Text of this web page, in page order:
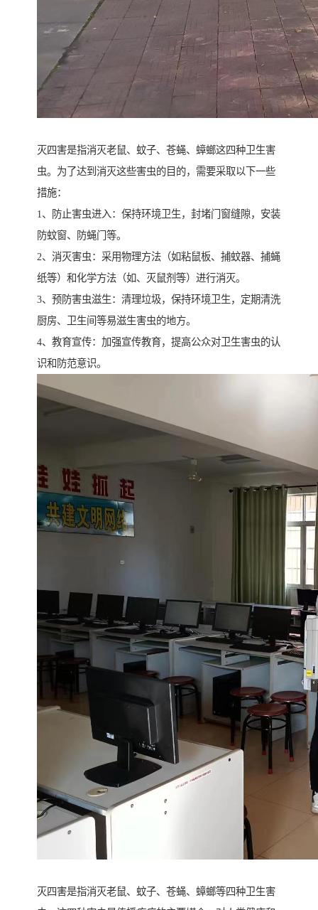
灭四害是指消灭老鼠、蚊子、苍蝇、蟑螂这四种卫生害
虫。为了达到消灭这些害虫的目的，需要采取以下一些
措施：
1、防止害虫进入：保持环境卫生，封堵门窗缝隙，安装
防蚊窗、防蝇门等。
2、消灭害虫：采用物理方法（如粘鼠板、捕蚊器、捕蝇
纸等）和化学方法（如、灭鼠剂等）进行消灭。
3、预防害虫滋生：清理垃圾，保持环境卫生，定期清洗
厨房、卫生间等易滋生害虫的地方。
4、教育宣传：加强宣传教育，提高公众对卫生害虫的认
识和防范意识。
灭四害是指消灭老鼠、蚊子、苍蝇、蟑螂等四种卫生害